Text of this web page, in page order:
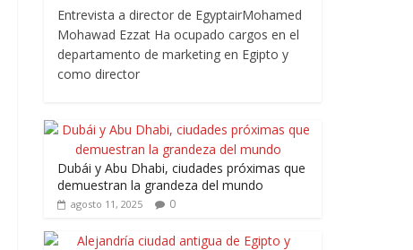
Entrevista a director de EgyptairMohamed
Mohawad Ezzat Ha ocupado cargos en el
departamento de marketing en Egipto y
como director
Dubái y Abu Dhabi, ciudades próximas que
demuestran la grandeza del mundo
agosto 11, 2025 0